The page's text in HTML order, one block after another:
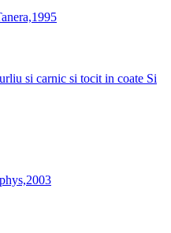
si carnic si tocit in coate Si